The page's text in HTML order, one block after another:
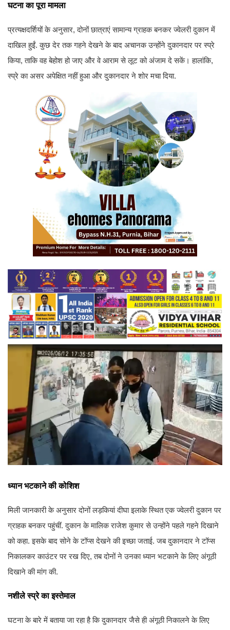
घटना का पूरा मामला
प्रत्यक्षदर्शियों के अनुसार, दोनों छात्राएं सामान्य ग्राहक बनकर ज्वेलरी दुकान में
दाखिल हुईं. कुछ देर तक गहने देखने के बाद अचानक उन्होंने दुकानदार पर स्प्रे
किया, ताकि वह बेहोश हो जाए और वे आराम से लूट को अंजाम दे सकें। हालांकि,
स्प्रे का असर अपेक्षित नहीं हुआ और दुकानदार ने शोर मचा दिया.
ध्यान भटकाने की कोशिश
मिली जानकारी के अनुसार दोनों लड़कियां दीघा इलाके स्थित एक ज्वेलरी दुकान पर
ग्राहक बनकर पहुंचीं. दुकान के मालिक राजेश कुमार से उन्होंने पहले गहने दिखाने
को कहा. इसके बाद सोने के टॉप्स देखने की इच्छा जताई. जब दुकानदार ने टॉप्स
निकालकर काउंटर पर रख दिए, तब दोनों ने उनका ध्यान भटकाने के लिए अंगूठी
दिखाने की मांग की.
नशीले स्प्रे का इस्तेमाल
घटना के बारे में बताया जा रहा है कि दुकानदार जैसे ही अंगूठी निकालने के लिए